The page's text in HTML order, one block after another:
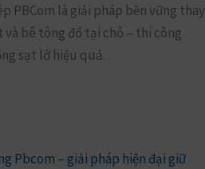
PBCom là giải pháp bền vững thay
bê tông đổ tại chỗ – thi công
sạt lở hiệu quả.